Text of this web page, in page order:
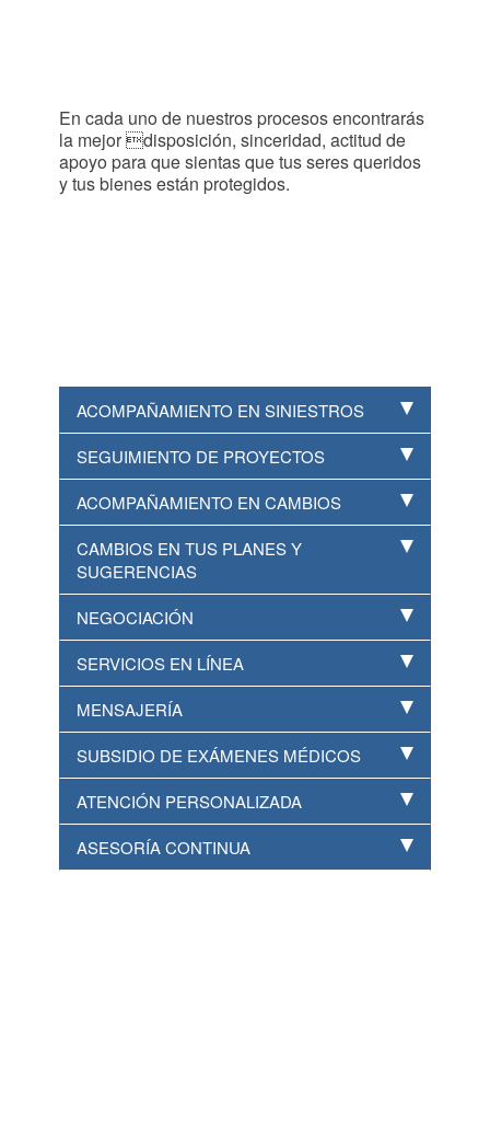
En cada uno de nuestros procesos encontrarás
la mejor disposición, sinceridad, actitud de
apoyo para que sientas que tus seres queridos
y tus bienes están protegidos.
ACOMPAÑAMIENTO EN SINIESTROS
SEGUIMIENTO DE PROYECTOS
ACOMPAÑAMIENTO EN CAMBIOS
CAMBIOS EN TUS PLANES Y
SUGERENCIAS
NEGOCIACIÓN
SERVICIOS EN LÍNEA
MENSAJERÍA
SUBSIDIO DE EXÁMENES MÉDICOS
ATENCIÓN PERSONALIZADA
ASESORÍA CONTINUA